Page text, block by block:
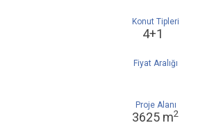
Konut Tipleri
4+1
Fiyat Aralığı
Proje Alanı
3625 m2